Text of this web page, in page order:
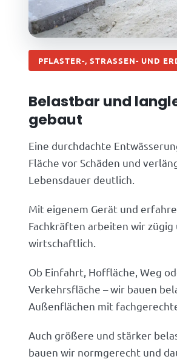
PFLASTER-, STRASSEN- UND
Belastbar und
gebaut
Eine durchdachte
Fläche vor Schäden und
Lebensdauer deutlich.
Mit eigenem Gerät und
Fachkräften arbeiten wir zügig
wirtschaftlich.
Ob Einfahrt, Hoffläche, Weg
Verkehrsfläche – wir bauen
Außenflächen mit
Auch größere und stärker
bauen wir normgerecht und